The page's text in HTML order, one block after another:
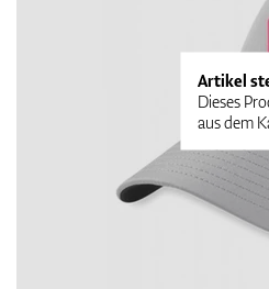
Artikel
Dieses
aus dem